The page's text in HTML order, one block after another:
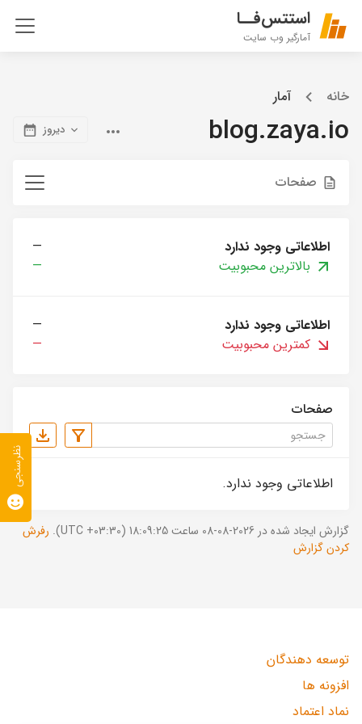
استتس‌فــا
آمارگیر وب سایت
خانه آمار
blog.zaya.io دیروز
صفحات
اطلاعاتی وجود ندارد
—
بالاترین محبوبیت
—
اطلاعاتی وجود ندارد
—
کمترین محبوبیت
—
صفحات
اطلاعاتی وجود ندارد.
گزارش ایجاد شده در 2026-08-08 ساعت 18:09:25 (UTC +03:30).
رفرش
کردن گزارش
توسعه دهندگان
افزونه ها
نماد اعتماد
نظرسنجی